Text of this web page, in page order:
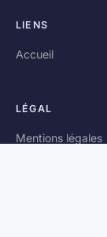
LIENS
Accueil
LÉGAL
Mentions légales